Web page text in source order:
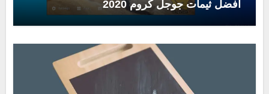
افضل ثيمات جوجل كروم 2020